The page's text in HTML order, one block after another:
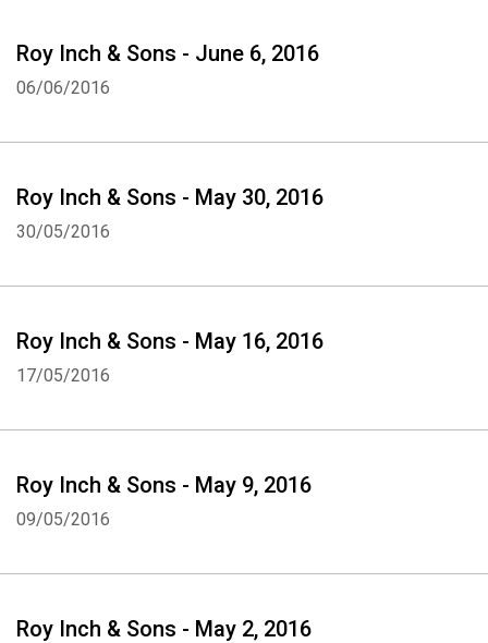
Roy Inch & Sons - June 6, 2016
06/06/2016
Roy Inch & Sons - May 30, 2016
30/05/2016
Roy Inch & Sons - May 16, 2016
17/05/2016
Roy Inch & Sons - May 9, 2016
09/05/2016
Roy Inch & Sons - May 2, 2016